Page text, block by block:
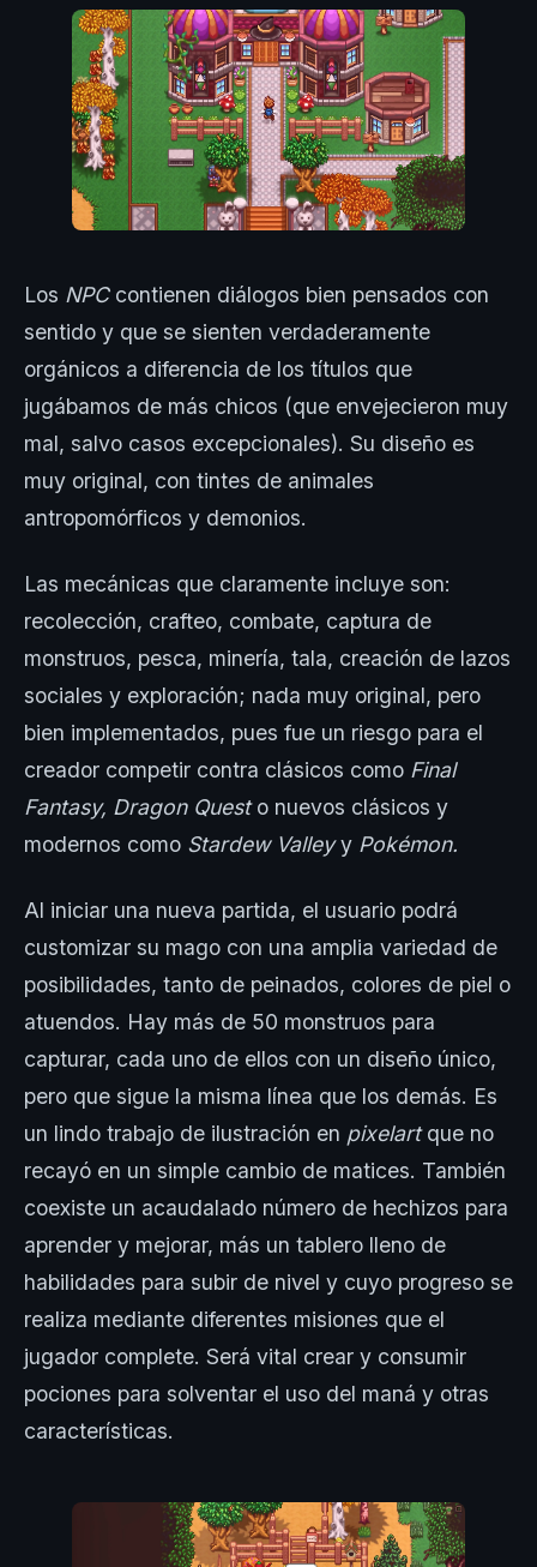
Los NPC contienen diálogos bien pensados con
sentido y que se sienten verdaderamente
orgánicos a diferencia de los títulos que
jugábamos de más chicos (que envejecieron muy
mal, salvo casos excepcionales). Su diseño es
muy original, con tintes de animales
antropomórficos y demonios.
Las mecánicas que claramente incluye son:
recolección, crafteo, combate, captura de
monstruos, pesca, minería, tala, creación de lazos
sociales y exploración; nada muy original, pero
bien implementados, pues fue un riesgo para el
creador competir contra clásicos como Final
Fantasy, Dragon Questo nuevos clásicos y
modernos como Stardew Valleyy Pokémon.
Al iniciar una nueva partida, el usuario podrá
customizar su mago con una amplia variedad de
posibilidades, tanto de peinados, colores de piel o
atuendos. Hay más de 50 monstruos para
capturar, cada uno de ellos con un diseño único,
pero que sigue la misma línea que los demás. Es
un lindo trabajo de ilustración en pixelartque no
recayó en un simple cambio de matices. También
coexiste un acaudalado número de hechizos para
aprender y mejorar, más un tablero lleno de
habilidades para subir de nivel y cuyo progreso se
realiza mediante diferentes misiones que el
jugador complete. Será vital crear y consumir
pociones para solventar el uso del maná y otras
características.